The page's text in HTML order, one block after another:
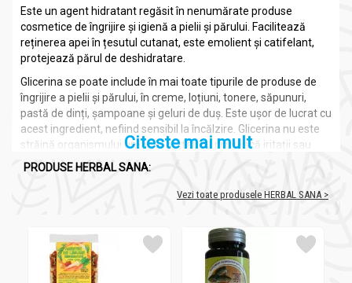
Este un agent hidratant regăsit în nenumărate produse
cosmetice de îngrijire și igienă a pielii și părului. Facilitează
reținerea apei în țesutul cutanat, este emolient și catifelant,
protejează părul de deshidratare.
Glicerina se poate include în mai toate tipurile de produse de
îngrijire a pielii și părului, în creme, loțiuni, tonere, săpunuri,
pastă de dinți, șampoane și geluri de duș. Este ușor de lucrat cu
acest ingredient, nefiind sensibil la încălzire. Glicerina nu este
străină organismului uman și astfel, nu provoacă iritații sau
alergii.
fiind utilizată în gemoterapie, fitoterapie și homeopatie pentru
acasă macerate din plante.
Umectanții, așa cum este și glicerina, sunt ingrediente
higroscopice care atrag apa din atmosferă în piele. În mod
Citeste mai mult
PRODUSE HERBAL SANA:
Vezi toate produsele HERBAL SANA >